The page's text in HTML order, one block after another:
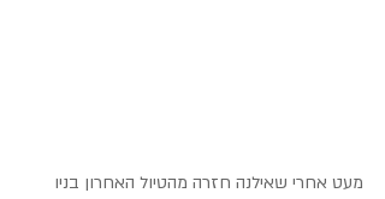
מעט אחרי שאילנה חזרה מהטיול האחרון בניו